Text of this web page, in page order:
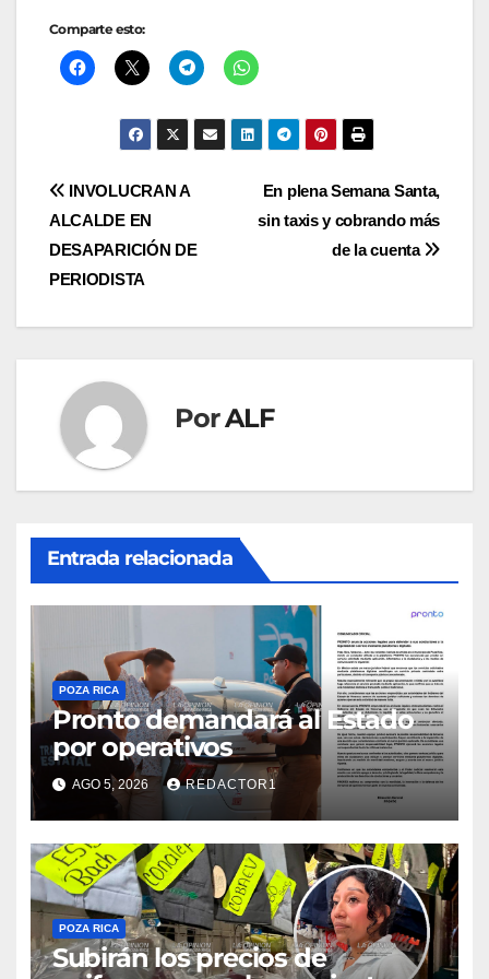
Comparte esto:
Navegación
de
entradas
En plena Semana Santa,
sin taxis y cobrando más
de la cuenta
INVOLUCRAN A
ALCALDE EN
DESAPARICIÓN DE
PERIODISTA
PorALF
Entrada relacionada
POZA RICA
Pronto demandará al Estado
por operativos
AGO 5, 2026 REDACTOR1
POZA RICA
Subirán los precios de